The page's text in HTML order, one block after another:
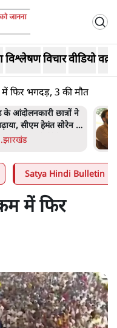
विश्लेषणविचारवीडियो
में फिर भगदड़, 3 की मौत
आंदोलनकारी छात्रों ने
सीएम हेमंत सोरेन का
मांगा, 10 को घेरेंगे
.झारखंड
Satya Hindi Bulletin
में फिर